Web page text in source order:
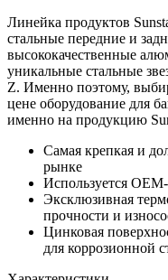
Линейка продуктов
стальные передние и
высококачественные
уникальные стальные
Z. Именно поэтому,
цене оборудование для
именно на продукцию
Самая крепкая и
рынке
Используется
Эксклюзивная
прочности и
Цинковая
для коррозионной